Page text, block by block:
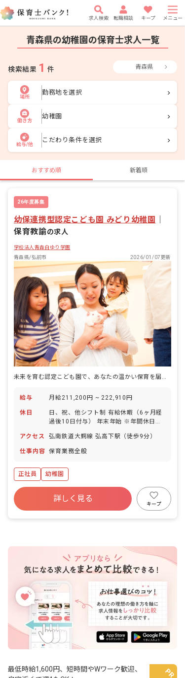
求人検索 転職相談 キープ メニュー
青森県の幼稚園の保育士求人一覧
検索結果 1 件 青森県
場所
勤務地を選択
働き方
幼稚園
給与/他
こだわり条件を選択
おすすめ順 新着順
26年度募集
幼保連携型認定こども園 みどり幼稚園
保育教諭の求人
学校法人青森白ゆり学園
青森県/弘前市
2026/01/07更新
未来を育む認定こども園で、あなたの温かい保育を届けませんか？子どもたちの笑顔が待っています！
給与 月給211,200円 ~ 222,910円
休日
日、祝、他シフト制 有給休暇（6ヶ月経
過後10日付与） 年末年始 ※年間休日
アクセス
弘南鉄道大鰐線 弘高下駅（徒歩9分）
仕事内容 保育業務全般
正社員 幼稚園
詳しく見る
キープ
最低時給1,600円、短時間やWワーク歓迎、